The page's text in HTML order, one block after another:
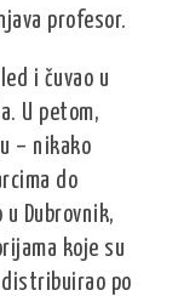
profesor.
i čuvao u
U petom,
– nikako
do
Dubrovnik,
koje su
distribuirao po